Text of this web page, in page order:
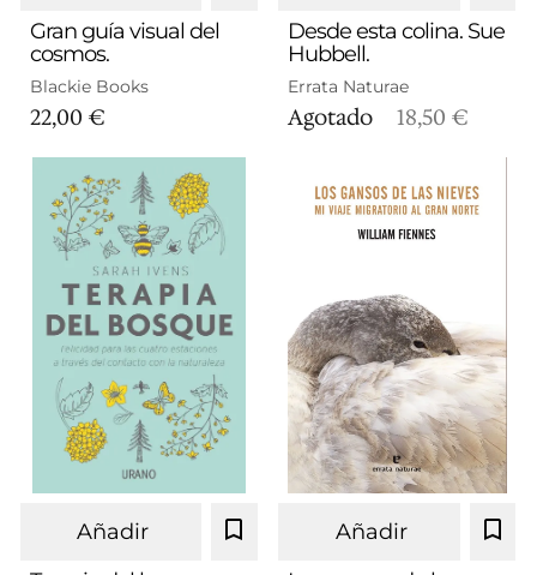
Gran guía visual del
cosmos.
Blackie Books
22,00 €
Desde esta colina. Sue
Hubbell.
Errata Naturae
Agotado 18,50 €
Añadir
Añadir